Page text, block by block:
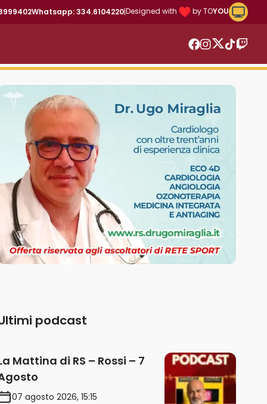
Whatsapp: 334.6104220|Designed with by TOYOU
Twitter
podcast
Mattina di RS – Rossi – 7
07 agosto 2026, 15:15